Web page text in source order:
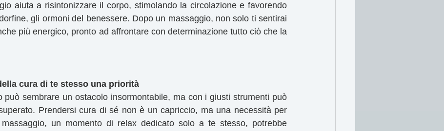
aiuta a risintonizzare il corpo, stimolando la circolazione e favorendo
gli ormoni del benessere. Dopo un massaggio, non solo ti sentirai
più energico, pronto ad affrontare con determinazione tutto ciò che la
cura di te stesso una priorità
può sembrare un ostacolo insormontabile, ma con i giusti strumenti può
Prendersi cura di sé non è un capriccio, ma una necessità per
un momento di relax dedicato solo a te stesso, potrebbe